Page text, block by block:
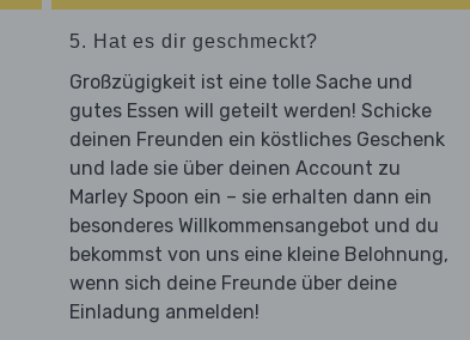
5. Hat es dir geschmeckt?
Großzügigkeit ist eine tolle Sache und
gutes Essen will geteilt werden! Schicke
deinen Freunden ein köstliches Geschenk
und lade sie über deinen Account zu
Marley Spoon ein – sie erhalten dann ein
besonderes Willkommensangebot und du
bekommst von uns eine kleine Belohnung,
wenn sich deine Freunde über deine
Einladung anmelden!